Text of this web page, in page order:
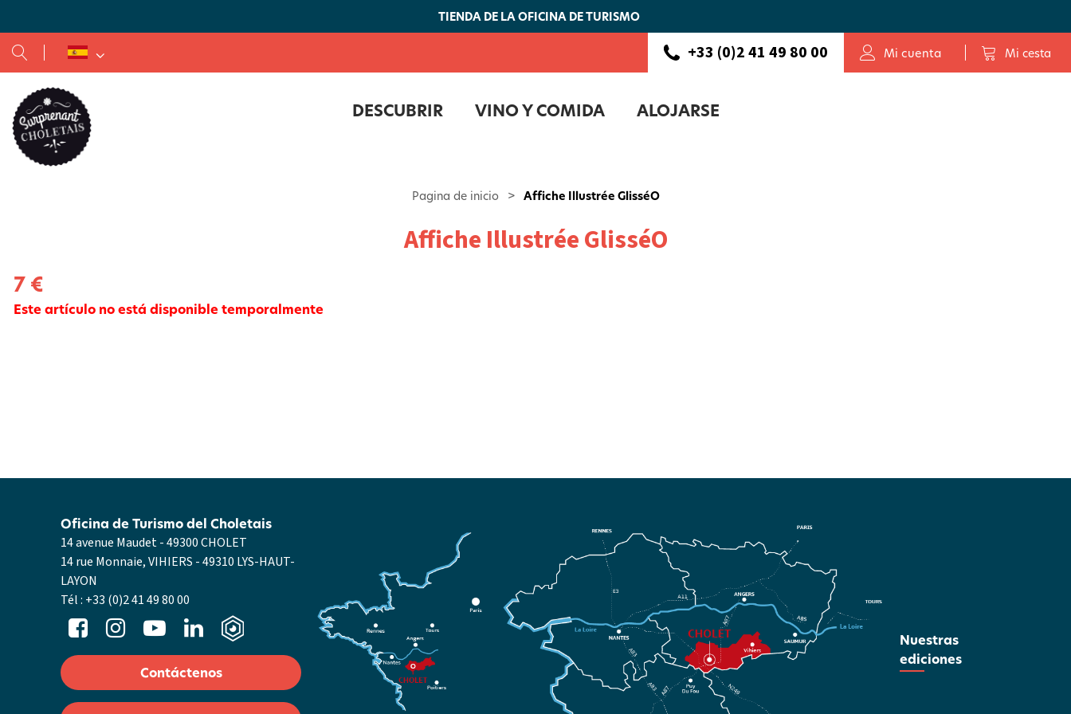
TIENDA DE LA OFICINA DE TURISMO
+33 (0)2 41 49 80 00 Mi cuenta Mi cesta
DESCUBRIR VINO Y COMIDA ALOJARSE
Pagina de inicio > Affiche Illustrée GlisséO
Affiche Illustrée GlisséO
7 €
Este artículo no está disponible temporalmente
14 avenue Maudet - 49300 CHOLET
14 rue Monnaie, VIHIERS - 49310 LYS-HAUT-
LAYON
Tél : +33 (0)2 41 49 80 00
Oficina de Turismo del Choletais
Contáctenos
Nuestras
ediciones